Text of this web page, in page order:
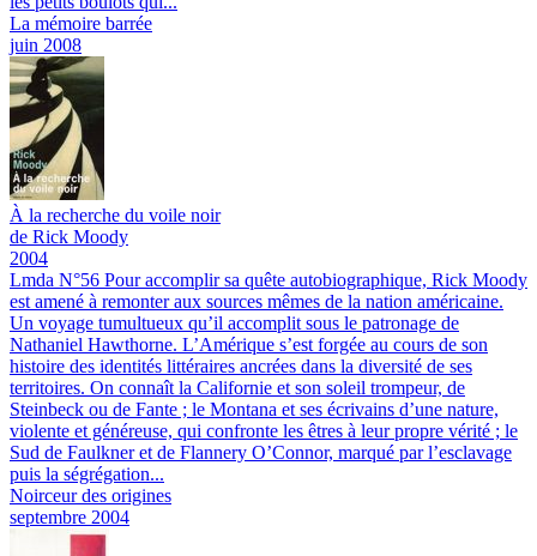
La mémoire barrée
juin 2008
À la recherche du voile noir
de Rick Moody
2004
Lmda N°56 Pour accomplir sa quête autobiographique, Rick Moody
est amené à remonter aux sources mêmes de la nation américaine.
Un voyage tumultueux qu’il accomplit sous le patronage de
Nathaniel Hawthorne. L’Amérique s’est forgée au cours de son
histoire des identités littéraires ancrées dans la diversité de ses
territoires. On connaît la Californie et son soleil trompeur, de
Steinbeck ou de Fante ; le Montana et ses écrivains d’une nature,
violente et généreuse, qui confronte les êtres à leur propre vérité ; le
Sud de Faulkner et de Flannery O’Connor, marqué par l’esclavage
puis la ségrégation...
Noirceur des origines
septembre 2004